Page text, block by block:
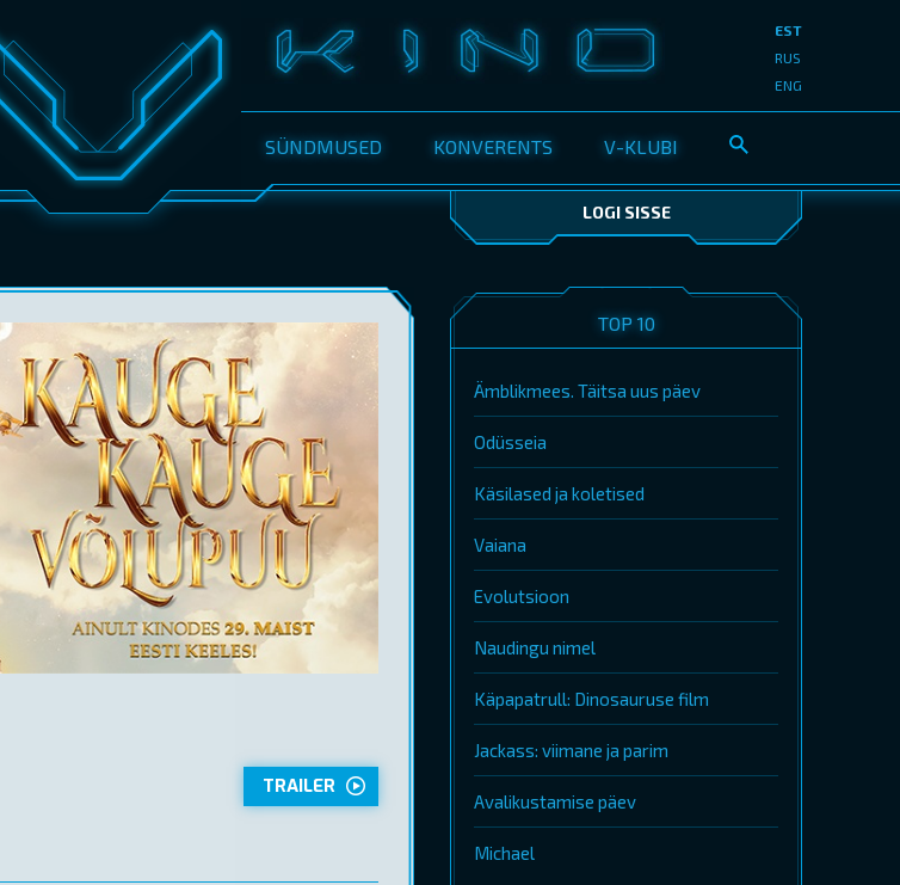
SÜNDMUSED KONVERENTS V-KLUBI
EST
RUS
ENG
LOGI SISSE
TRAILER
TOP 10
Ämblikmees. Täitsa uus päev
Odüsseia
Käsilased ja koletised
Vaiana
Evolutsioon
Naudingu nimel
Käpapatrull: Dinosauruse film
Jackass: viimane ja parim
Avalikustamise päev
Michael